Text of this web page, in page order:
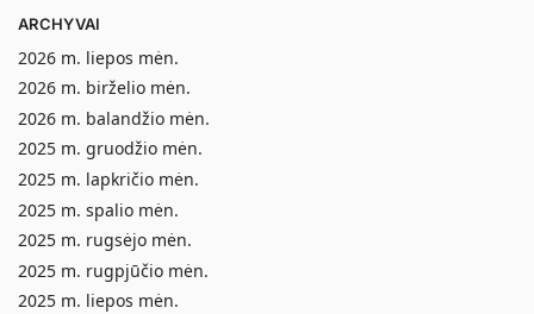
ARCHYVAI
2026 m. liepos mėn.
2026 m. birželio mėn.
2026 m. balandžio mėn.
2025 m. gruodžio mėn.
2025 m. lapkričio mėn.
2025 m. spalio mėn.
2025 m. rugsėjo mėn.
2025 m. rugpjūčio mėn.
2025 m. liepos mėn.